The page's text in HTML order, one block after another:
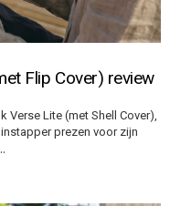
Flip Cover) review
Verse Lite (met Shell Cover),
prezen voor zijn